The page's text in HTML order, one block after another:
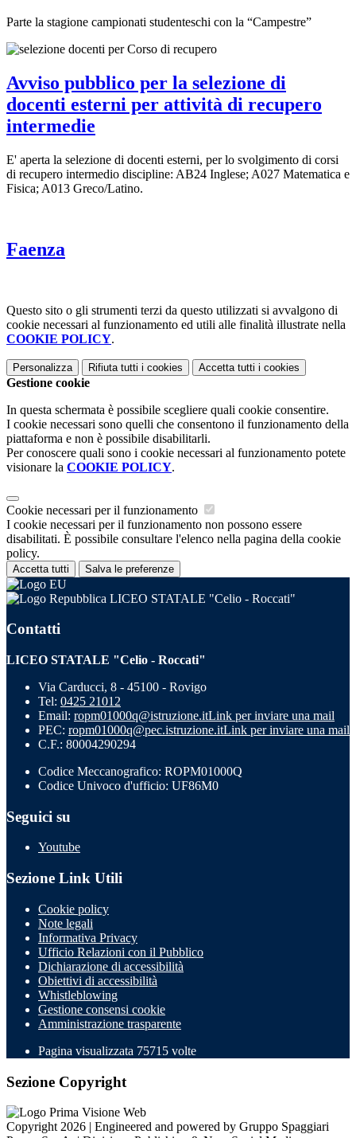
Parte la stagione campionati studenteschi con la “Campestre”
Avviso pubblico per la selezione di
docenti esterni per attività di recupero
intermedie
E' aperta la selezione di docenti esterni, per lo svolgimento di corsi
di recupero intermedio discipline: AB24 Inglese; A027 Matematica e
Fisica; A013 Greco/Latino.
Faenza
Questo sito o gli strumenti terzi da questo utilizzati si avvalgono di
cookie necessari al funzionamento ed utili alle finalità illustrate nella
COOKIE POLICY.
Personalizza Rifiuta tutti i cookies Accetta tutti i cookies
Gestione cookie
In questa schermata è possibile scegliere quali cookie consentire.
I cookie necessari sono quelli che consentono il funzionamento della
piattaforma e non è possibile disabilitarli.
Per conoscere quali sono i cookie necessari al funzionamento potete
visionare la COOKIE POLICY.
Cookie necessari per il funzionamento
I cookie necessari per il funzionamento non possono essere
disabilitati. È possibile consultare l'elenco nella pagina della cookie
policy.
Accetta tutti Salva le preferenze
LICEO STATALE "Celio - Roccati"
Contatti
LICEO STATALE "Celio - Roccati"
Via Carducci, 8 - 45100 - Rovigo
Tel: 0425 21012
Email: ropm01000q@istruzione.itLink per inviare una mail
PEC: ropm01000q@pec.istruzione.itLink per inviare una mail
C.F.: 80004290294
Codice Meccanografico: ROPM01000Q
Codice Univoco d'ufficio: UF86M0
Seguici su
Youtube
Sezione Link Utili
Cookie policy
Note legali
Informativa Privacy
Ufficio Relazioni con il Pubblico
Dichiarazione di accessibilità
Obiettivi di accessibilità
Whistleblowing
Gestione consensi cookie
Amministrazione trasparente
Pagina visualizzata 75715 volte
Sezione Copyright
Copyright 2026 | Engineered and powered by Gruppo Spaggiari